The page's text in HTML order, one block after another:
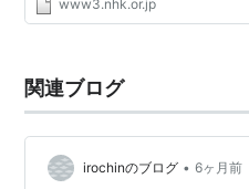
www3.nhk.or.jp
関連ブログ
irochinのブログ • 6ヶ月前